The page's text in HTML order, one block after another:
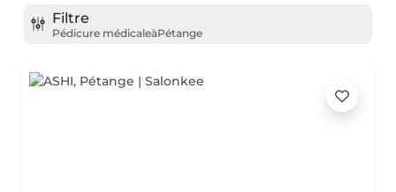
Filtre
Pédicure médicaleàPétange